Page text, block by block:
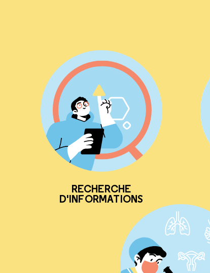
RECHERCHE
D'INFORMATIONS